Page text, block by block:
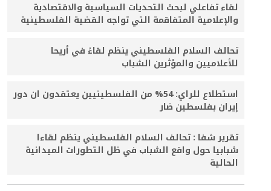
لقاء تفاعلي لبحث التحديات السياسية والاقتصادية
والإعلامية المتفاقمة التي تواجه القضية الفلسطينية
تحالف السلام الفلسطيني ينظم لقاءً في أريحا
للأعلاميين والمؤثرين الشباب
استطلاع للراي: 54% من الفلسطينيين يعتقدون ان دور
إيران بفلسطين ضار
تقرير شفا : تحالف السلام الفلسطيني ينظم لقاءا
شبابيا حول واقع الشباب في ظل التطورات الميدانية
الحالية